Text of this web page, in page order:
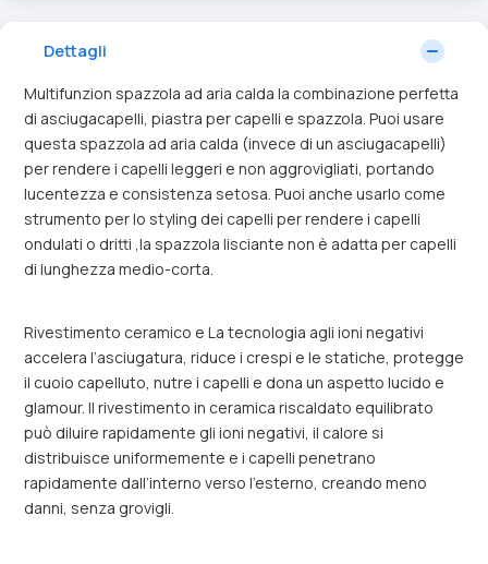
Dettagli
Multifunzion spazzola ad aria calda la combinazione perfetta
di asciugacapelli, piastra per capelli e spazzola. Puoi usare
questa spazzola ad aria calda (invece di un asciugacapelli)
per rendere i capelli leggeri e non aggrovigliati, portando
lucentezza e consistenza setosa. Puoi anche usarlo come
strumento per lo styling dei capelli per rendere i capelli
ondulati o dritti ,la spazzola lisciante non è adatta per capelli
di lunghezza medio-corta.
Rivestimento ceramico e La tecnologia agli ioni negativi
accelera l’asciugatura, riduce i crespi e le statiche, protegge
il cuoio capelluto, nutre i capelli e dona un aspetto lucido e
glamour. Il rivestimento in ceramica riscaldato equilibrato
può diluire rapidamente gli ioni negativi, il calore si
distribuisce uniformemente e i capelli penetrano
rapidamente dall’interno verso l’esterno, creando meno
danni, senza grovigli.